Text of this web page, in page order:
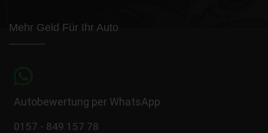
Mehr Geld Für Ihr Auto
Autobewertung per WhatsApp
0157 - 849 157 78